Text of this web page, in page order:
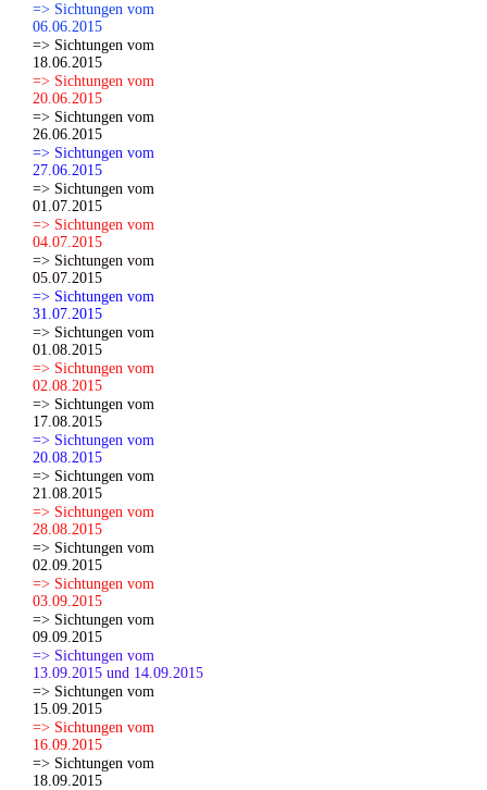
=> Sichtungen vom
06.06.2015
=> Sichtungen vom
18.06.2015
=> Sichtungen vom
20.06.2015
=> Sichtungen vom
26.06.2015
=> Sichtungen vom
27.06.2015
=> Sichtungen vom
01.07.2015
=> Sichtungen vom
04.07.2015
=> Sichtungen vom
05.07.2015
=> Sichtungen vom
31.07.2015
=> Sichtungen vom
01.08.2015
=> Sichtungen vom
02.08.2015
=> Sichtungen vom
17.08.2015
=> Sichtungen vom
20.08.2015
=> Sichtungen vom
21.08.2015
=> Sichtungen vom
28.08.2015
=> Sichtungen vom
02.09.2015
=> Sichtungen vom
03.09.2015
=> Sichtungen vom
09.09.2015
=> Sichtungen vom
13.09.2015 und 14.09.2015
=> Sichtungen vom
15.09.2015
=> Sichtungen vom
16.09.2015
=> Sichtungen vom
18.09.2015